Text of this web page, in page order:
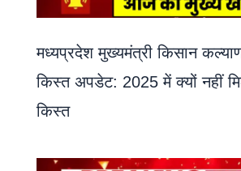
मध्यप्रदेश मुख्यमंत्री किसान
किस्त अपडेट: 2025 में क्यों नहीं
किस्त